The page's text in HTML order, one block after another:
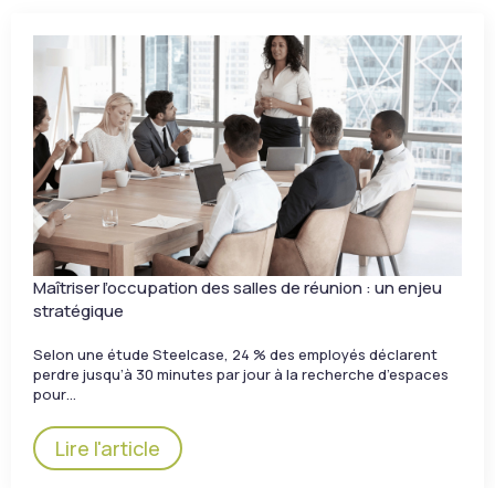
Maîtriser l’occupation des salles de réunion : un enjeu
stratégique
Selon une étude Steelcase, 24 % des employés déclarent
perdre jusqu’à 30 minutes par jour à la recherche d’espaces
pour…
Lire l'article